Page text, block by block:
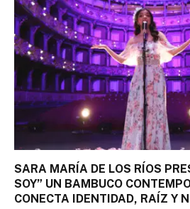
SARA MARÍA DE LOS RÍOS
SOY” UN BAMBUCO
CONECTA IDENTIDAD, RAÍZ Y